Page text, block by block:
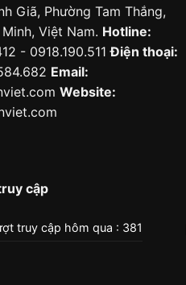
Giã, Phường Tam Thắng,
Việt Nam. Hotline:
- 0918.190.511Điện thoại:
Email:
Website:
cập
truy cập hôm qua : 381